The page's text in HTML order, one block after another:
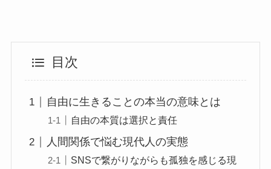
目次
自由に生きることの本当の意味とは
自由の本質は選択と責任
人間関係で悩む現代人の実態
SNSで繋がりながらも孤独を感じる現